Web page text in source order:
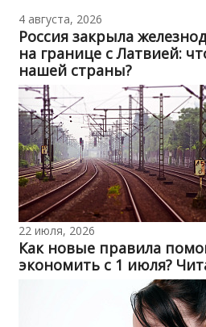
4 августа, 2026
Россия закрыла
на границе с Латвией:
нашей страны?
22 июля, 2026
Как новые правила
экономить с 1 июля?